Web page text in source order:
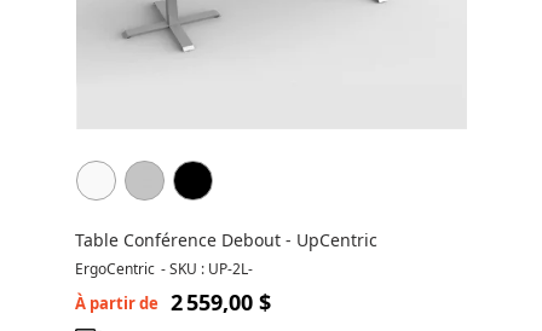
Table Conférence Debout - UpCentric
ErgoCentric -SKU : UP-2L-
À partir de 2 559,00 $